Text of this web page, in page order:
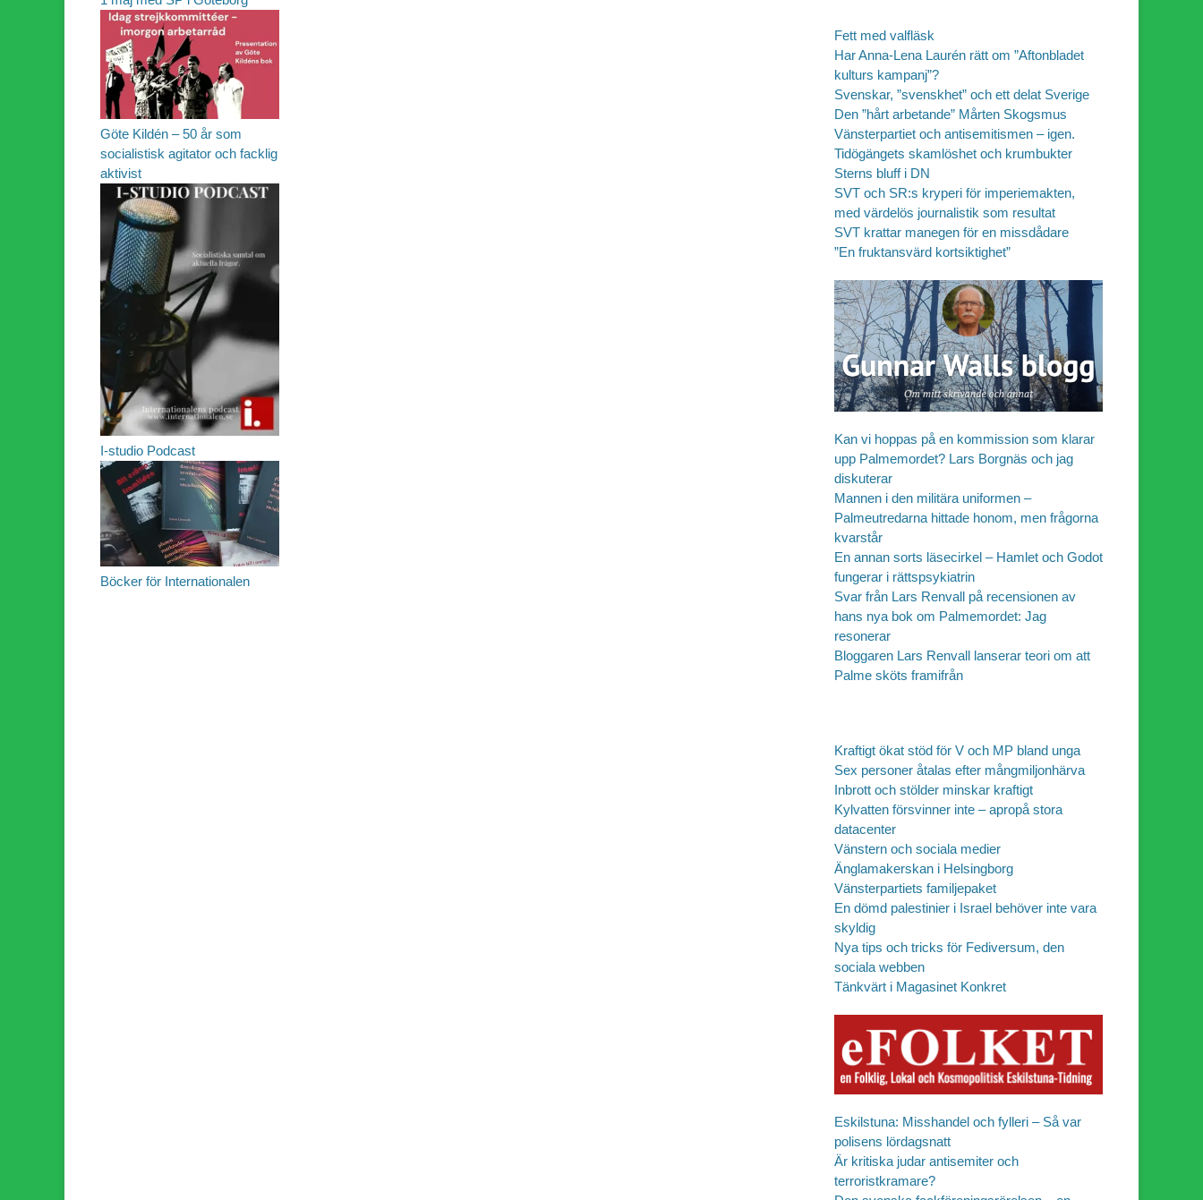
Fett med valfläsk
Har Anna-Lena Laurén rätt om ”Aftonbladet
kulturs kampanj”?
Svenskar, ”svenskhet” och ett delat Sverige
Den ”hårt arbetande” Mårten Skogsmus
Vänsterpartiet och antisemitismen – igen.
Tidögängets skamlöshet och krumbukter
Sterns bluff i DN
SVT och SR:s kryperi för imperiemakten,
med värdelös journalistik som resultat
SVT krattar manegen för en missdådare
”En fruktansvärd kortsiktighet”
Kan vi hoppas på en kommission som klarar
upp Palmemordet? Lars Borgnäs och jag
diskuterar
Mannen i den militära uniformen –
Palmeutredarna hittade honom, men frågorna
kvarstår
En annan sorts läsecirkel – Hamlet och Godot
fungerar i rättspsykiatrin
Svar från Lars Renvall på recensionen av
hans nya bok om Palmemordet: Jag
resonerar
Bloggaren Lars Renvall lanserar teori om att
Palme sköts framifrån
Kraftigt ökat stöd för V och MP bland unga
Sex personer åtalas efter mångmiljonhärva
Inbrott och stölder minskar kraftigt
Kylvatten försvinner inte – apropå stora
datacenter
Vänstern och sociala medier
Änglamakerskan i Helsingborg
Vänsterpartiets familjepaket
En dömd palestinier i Israel behöver inte vara
skyldig
Nya tips och tricks för Fediversum, den
sociala webben
Tänkvärt i Magasinet Konkret
Eskilstuna: Misshandel och fylleri – Så var
polisens lördagsnatt
Är kritiska judar antisemiter och
terroristkramare?
Göte Kildén – 50 år som
socialistisk agitator och facklig
aktivist
I-studio Podcast
Böcker för Internationalen